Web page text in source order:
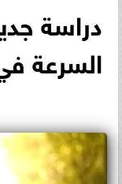
دراسة
السرعة